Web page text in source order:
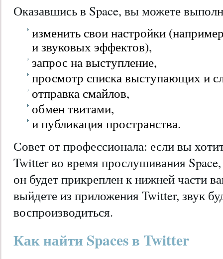
Оказавшись в Space, вы можете
изменить свои настройки
и звуковых эффектов),
запрос на выступление,
просмотр списка выступающих и
отправка смайлов,
обмен твитами,
и публикация пространства.
Совет от профессионала: если вы
Twitter во время прослушивания
он будет прикреплен к нижней части
выйдете из приложения Twitter, звук
воспроизводиться.
Как найти Spaces в Twitter